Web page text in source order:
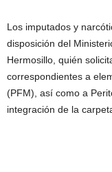
Los imputados y
disposición del
Hermosillo, quién
correspondientes a
(PFM), así como a
integración de la